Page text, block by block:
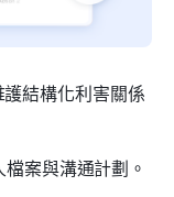
結構化利害關係
案與溝通計劃。